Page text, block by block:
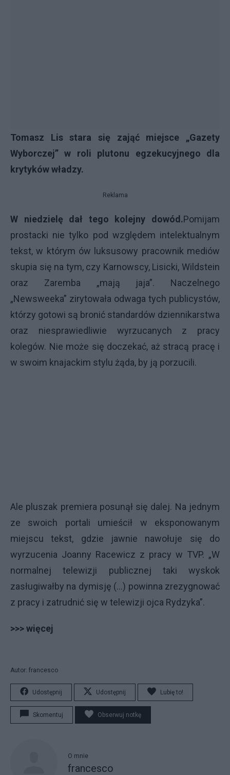
Tomasz Lis stara się zająć miejsce „Gazety
Wyborczej” w roli plutonu egzekucyjnego dla
krytyków władzy.
Reklama
W niedzielę dał tego kolejny dowód.Pomijam
prostacki nie tylko pod względem intelektualnym
tekst, w którym ów luksusowy pracownik mediów
skupia się na tym, czy Karnowscy, Lisicki, Wildstein
oraz Zaremba „mają jaja”. Naczelnego
„Newsweeka” zirytowała odwaga tych publicystów,
którzy gotowi są bronić standardów dziennikarstwa
oraz niesprawiedliwie wyrzucanych z pracy
kolegów. Nie może się doczekać, aż stracą pracę i
w swoim knajackim stylu żąda, by ją porzucili.
Ale pluszak premiera posunął się dalej. Na jednym
ze swoich portali umieścił w eksponowanym
miejscu tekst, gdzie jawnie nawołuje się do
wyrzucenia Joanny Racewicz z pracy w TVP. „W
normalnej telewizji publicznej taki wyskok
zasługiwałby na dymisję (…) powinna zrezygnować
z pracy i zatrudnić się w telewizji ojca Rydzyka”.
>>> więcej
Autor: francesco
Udostępnij Udostępnij Lubię to!
Skomentuj Obserwuj notkę
O mnie
francesco